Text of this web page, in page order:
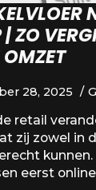
ZO
OMZET
28, 2025
retail
zij zowel in
eerst